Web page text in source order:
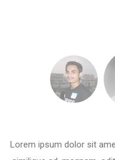
Lorem ipsum dolor sit